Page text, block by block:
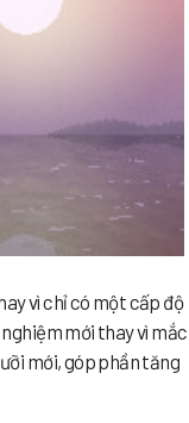
vì chỉ có một cấp độ
mới thay vì mắc
mới, góp phần tăng